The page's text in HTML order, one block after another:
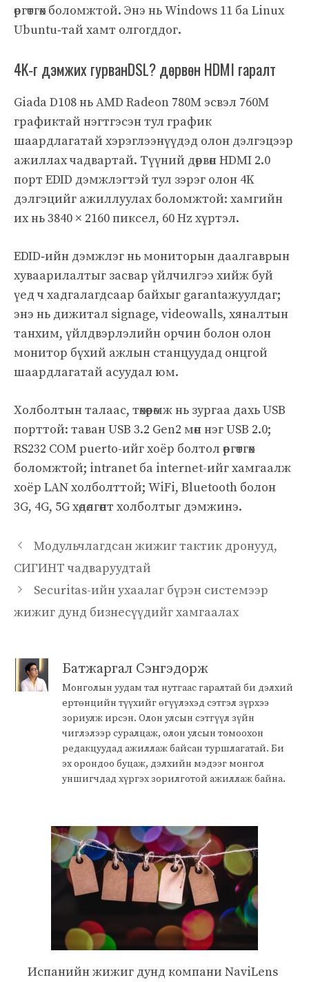
өргөтгөх боломжтой. Энэ нь Windows 11 ба Linux
Ubuntu‑тай хамт олгогддог.
4K‑г дэмжих гурванDSL? дөрвөн HDMI гаралт
Giada D108 нь AMD Radeon 780M эсвэл 760M
графиктай нэгтгэсэн тул график
шаардлагатай хэрэглээнүүдэд олон дэлгэцээр
ажиллах чадвартай. Түүний дөрвөн HDMI 2.0
порт EDID дэмжлэгтэй тул зэрэг олон 4K
дэлгэцийг ажиллуулах боломжтой: хамгийн
их нь 3840 × 2160 пиксел, 60 Hz хүртэл.
EDID‑ийн дэмжлэг нь мониторын даалгаврын
хуваарилалтыг засвар үйлчилгээ хийж буй
үед ч хадгалагдсаар байхыг garantaжуулдаг;
энэ нь дижитал signage, videowalls, хяналтын
танхим, үйлдвэрлэлийн орчин болон олон
монитор бүхий ажлын станцуудад онцгой
шаардлагатай асуудал юм.
Холболтын талаас, төхөөрөмж нь зургаа дахь USB
порттой: таван USB 3.2 Gen2 мөн нэг USB 2.0;
RS232 COM puerto-ийг хоёр болтол өргөтгөх
боломжтой; intranet ба internet-ийг хамгаалж
хоёр LAN холболттой; WiFi, Bluetooth болон
3G, 4G, 5G хөдөлгөөнт холболтыг дэмжинэ.
Модульчлагдсан жижиг тактик дронууд,
СИГИНТ чадваруудтай
Securitas-ийн ухаалаг бүрэн системээр
жижиг дунд бизнесүүдийг хамгаалах
Батжаргал Сэнгэдорж
Монголын уудам тал нутгаас гаралтай би дэлхий
ертөнцийн түүхийг өгүүлэхэд сэтгэл зүрхээ
зориулж ирсэн. Олон улсын сэтгүүл зүйн
чиглэлээр суралцаж, олон улсын томоохон
редакцуудад ажиллаж байсан туршлагатай. Би
эх орондоо буцаж, дэлхийн мэдээг монгол
уншигчдад хүргэх зорилготой ажиллаж байна.
Испанийн жижиг дунд компани NaviLens